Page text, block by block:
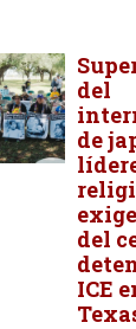
del
de
del
ICE